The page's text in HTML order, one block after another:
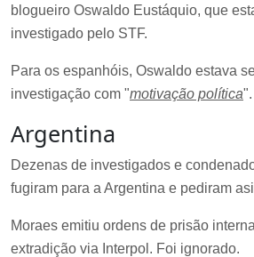
blogueiro Oswaldo Eustáquio, que
investigado pelo STF.
Para os espanhóis, Oswaldo estava
investigação com "motivação política".
Argentina
Dezenas de investigados e
fugiram para a Argentina e pediram
Moraes emitiu ordens de prisão
extradição via Interpol. Foi ignorado.